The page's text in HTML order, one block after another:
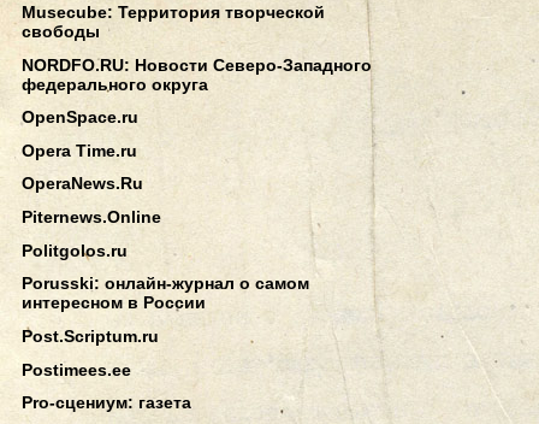
Musecube: Территория творческой
свободы
NORDFO.RU: Новости Северо-Западного
федерального округа
OpenSpace.ru
Opera Time.ru
OperaNews.Ru
Piternews.Online
Politgolos.ru
Porusski: онлайн-журнал о самом
интересном в России
Post.Scriptum.ru
Postimees.ee
Pro-сцениум: газета